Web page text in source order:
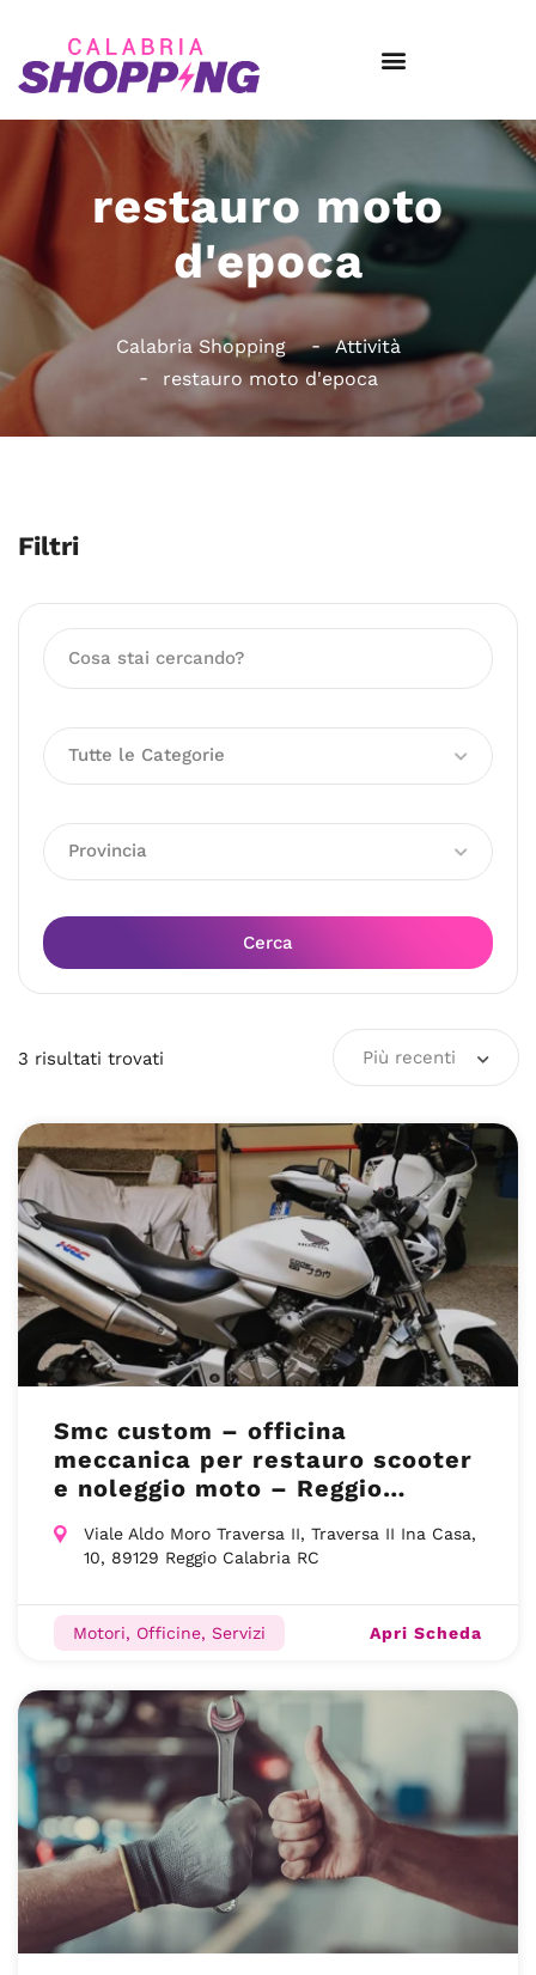
restauro moto
d'epoca
Calabria Shopping
Attività
restauro moto d'epoca
Filtri
Tutte le Categorie
Provincia
Cerca
3 risultati trovati Più recenti
Smc custom – officina
meccanica per restauro scooter
e noleggio moto – Reggio
Viale Aldo Moro Traversa II, Traversa II Ina Casa,
10, 89129 Reggio Calabria RC
Motori, Officine, Servizi Apri Scheda